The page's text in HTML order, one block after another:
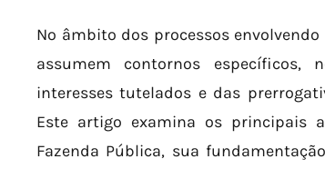
No âmbito dos processos
assumem contornos
interesses tutelados e das
Este artigo examina os principais
Fazenda Pública, sua